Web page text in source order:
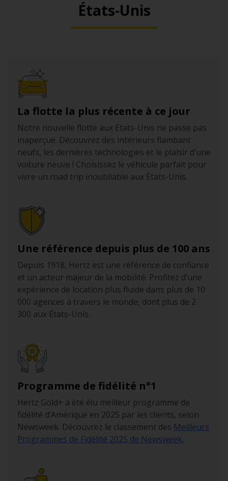
États-Unis
La flotte la plus récente à ce jour
Notre nouvelle flotte aux États-Unis ne passe pas
inaperçue. Découvrez des intérieurs flambant
neufs, les dernières technologies et le plaisir d’une
voiture neuve ! Choisissez le véhicule parfait pour
vivre un road trip inoubliable aux États-Unis.
Une référence depuis plus de 100 ans
Depuis 1918, Hertz est une référence de confiance
et un acteur majeur de la mobilité. Profitez d’une
expérience de location plus fluide dans plus de 10
000 agences à travers le monde, dont plus de 2
300 aux États-Unis.
Programme de fidélité n°1
Hertz Gold+ a été élu meilleur programme de
fidélité d’Amérique en 2025 par les clients, selon
Newsweek. Découvrez le classement des Meilleurs
Programmes de Fidélité 2025 de Newsweek.